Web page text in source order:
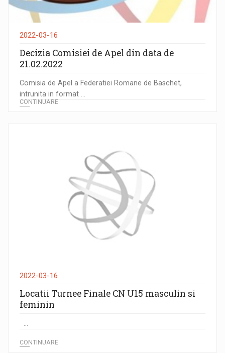
2022-03-16
Decizia Comisiei de Apel din data de
21.02.2022
Comisia de Apel a Federatiei Romane de Baschet,
intrunita in format ...
CONTINUARE
2022-03-16
Locatii Turnee Finale CN U15 masculin si
feminin
CONTINUARE